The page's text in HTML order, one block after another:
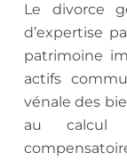
Le divorce
d’expertise
patrimoine
actifs
vénale des
au calcul